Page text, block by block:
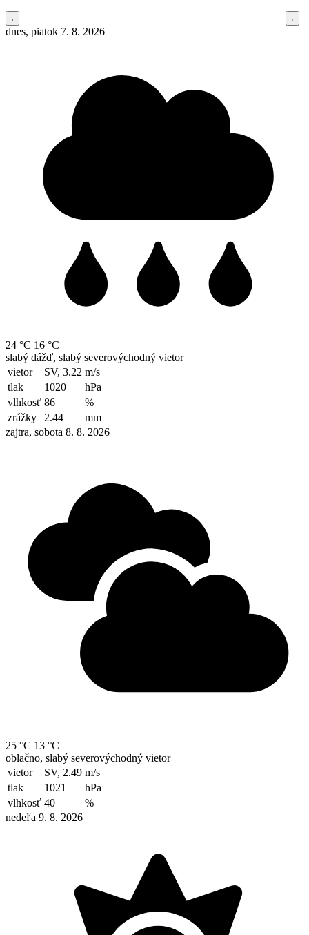
dnes, piatok 7. 8. 2026
24 °C 16 °C
slabý dážď, slabý severovýchodný vietor
vietor
SV, 3.22 m/s
tlak
1020
hPa
vlhkosť 86
%
zrážky
2.44
mm
zajtra, sobota 8. 8. 2026
25 °C 13 °C
oblačno, slabý severovýchodný vietor
vietor
SV, 2.49 m/s
tlak
1021
hPa
vlhkosť 40
%
nedeľa 9. 8. 2026